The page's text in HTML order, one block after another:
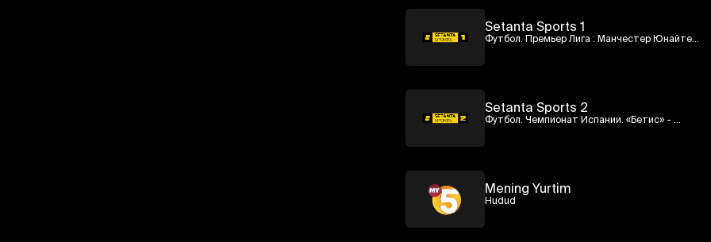
Setanta Sports 1
Футбол. Премьер Лига : Манчестер Юнайтед
Setanta Sports 2
Футбол. Чемпионат Испании. «Бетис» -
Mening Yurtim
Hudud